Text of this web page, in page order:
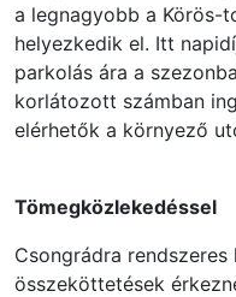
a legnagyobb a Körös-
helyezkedik el. Itt
parkolás ára a
korlátozott számban
elérhetők a környező
Tömegközlekedéssel
Csongrádra
összeköttetések